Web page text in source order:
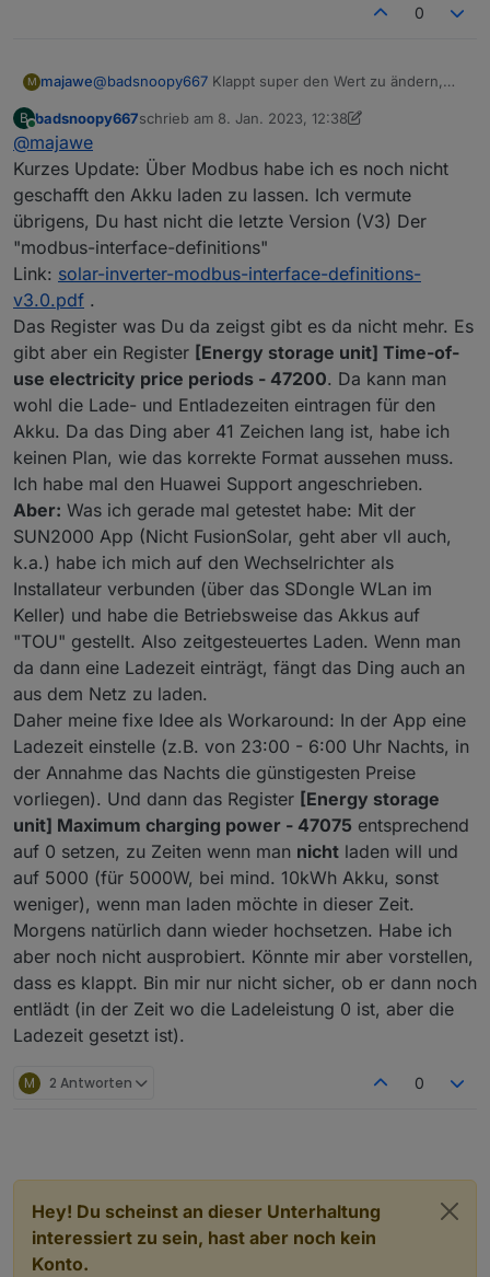
address 37700 with length 100
from id: 1 with error: undefined
30.12.2022, 11:34:03.831 [info ]:
address 37800 with length 100
30.12.2022, 11:34:03.831 [warn ]:
javascript.0 (1120689) script.js.PV:
from id: 1 with error: undefined
30.12.2022, 11:34:05.831 [info ]:
Triggering read of inverter 1 at
address 38200 with length 100
30.12.2022, 11:34:05.832 [warn ]:
javascript.0 (1120689) script.js.PV:
Error received reading address 38200
from id: 1 with error: undefined
30.12.2022, 11:34:07.832 [info ]:
javascript.0 (1120689) script.js.PV:
Triggering read of inverter 1 at
address 38300 with length 100
30.12.2022, 11:34:07.833 [warn ]:
javascript.0 (1120689) script.js.PV:
Error received reading address 38300
from id: 1 with error: undefined
30.12.2022, 11:34:08.028 [info ]:
javascript.0 (1120689) Stop script
script.js.PV
"dahingeschickte" formatieren muss, denn die
Hat da jemand eine Idee?
0
M majawe@badsnoopy667 Klappt super den Wert zu ändern,
kann? habe es mit 47100 (1) probiert aber es
B
Online
badsnoopy667schrieb am 8. Jan. 2023, 12:38
zuletzt editiert von badsnoopy667
@majawe
Kurzes Update: Über Modbus habe ich es noch nicht
geschafft den Akku laden zu lassen. Ich vermute
übrigens, Du hast nicht die letzte Version (V3) Der
"modbus-interface-definitions"
Link: solar-inverter-modbus-interface-definitions-
v3.0.pdf .
Das Register was Du da zeigst gibt es da nicht mehr. Es
gibt aber ein Register [Energy storage unit] Time-of-
use electricity price periods - 47200. Da kann man
wohl die Lade- und Entladezeiten eintragen für den
Akku. Da das Ding aber 41 Zeichen lang ist, habe ich
keinen Plan, wie das korrekte Format aussehen muss.
Ich habe mal den Huawei Support angeschrieben.
Aber: Was ich gerade mal getestet habe: Mit der
SUN2000 App (Nicht FusionSolar, geht aber vll auch,
k.a.) habe ich mich auf den Wechselrichter als
Installateur verbunden (über das SDongle WLan im
Keller) und habe die Betriebsweise das Akkus auf
"TOU" gestellt. Also zeitgesteuertes Laden. Wenn man
da dann eine Ladezeit einträgt, fängt das Ding auch an
aus dem Netz zu laden.
Daher meine fixe Idee als Workaround: In der App eine
Ladezeit einstelle (z.B. von 23:00 - 6:00 Uhr Nachts, in
der Annahme das Nachts die günstigesten Preise
vorliegen). Und dann das Register [Energy storage
unit] Maximum charging power - 47075 entsprechend
auf 0 setzen, zu Zeiten wenn man nicht laden will und
auf 5000 (für 5000W, bei mind. 10kWh Akku, sonst
weniger), wenn man laden möchte in dieser Zeit.
Morgens natürlich dann wieder hochsetzen. Habe ich
aber noch nicht ausprobiert. Könnte mir aber vorstellen,
dass es klappt. Bin mir nur nicht sicher, ob er dann noch
entlädt (in der Zeit wo die Ladeleistung 0 ist, aber die
Ladezeit gesetzt ist).
M 2 Antworten 0
Hey! Du scheinst an dieser Unterhaltung
interessiert zu sein, hast aber noch kein
Konto.